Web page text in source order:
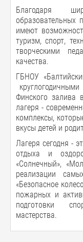
Благодаря
образовательных
имеют
туризм, спорт,
творческими
качества.
ГБНОУ
Финского залива
лагеря -
комплексы,
вкусы детей и
Лагеря сегодня -
отдыха и
«Солнечный»,
реализации
«Безопасное
пожарных и
подготовки
мастерства.